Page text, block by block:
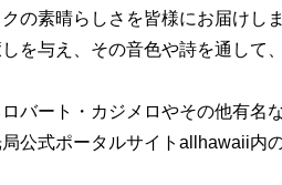
の素晴らしさを皆様にお届けしま
を与え、その音色や詩を通して
バート・カジメロやその他有名
公式ポータルサイトallhawaii内